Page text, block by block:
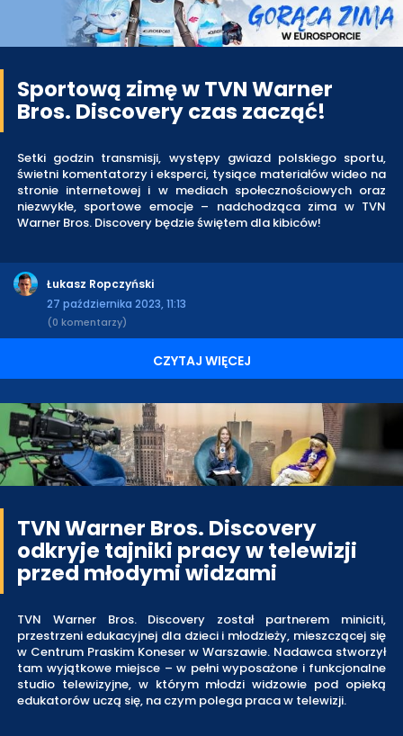
Sportową zimę w TVN Warner
Bros. Discovery czas zacząć!
Setki godzin transmisji, występy gwiazd polskiego sportu,
świetni komentatorzy i eksperci, tysiące materiałów wideo na
stronie internetowej i w mediach społecznościowych oraz
niezwykłe, sportowe emocje – nadchodząca zima w TVN
Warner Bros. Discovery będzie świętem dla kibiców!
Łukasz Ropczyński
27 października 2023, 11:13
(0 komentarzy)
CZYTAJ WIĘCEJ
TVN Warner Bros. Discovery
odkryje tajniki pracy w telewizji
przed młodymi widzami
TVN Warner Bros. Discovery został partnerem miniciti,
przestrzeni edukacyjnej dla dzieci i młodzieży, mieszczącej się
w Centrum Praskim Koneser w Warszawie. Nadawca stworzył
tam wyjątkowe miejsce – w pełni wyposażone i funkcjonalne
studio telewizyjne, w którym młodzi widzowie pod opieką
edukatorów uczą się, na czym polega praca w telewizji.